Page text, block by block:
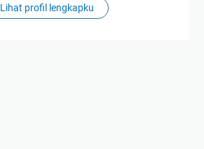
Lihat profil lengkapku